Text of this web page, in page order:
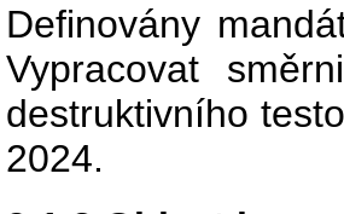
Definovány
Vypracovat
destruktivního
2024.